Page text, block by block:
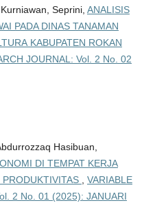
Seprini, ANALISIS
PADA DINAS TANAMAN
KABUPATEN ROKAN
JOURNAL: Vol. 2 No. 02
Hasibuan,
DI TEMPAT KERJA
, VARIABLE
2 No. 01 (2025): JANUARI